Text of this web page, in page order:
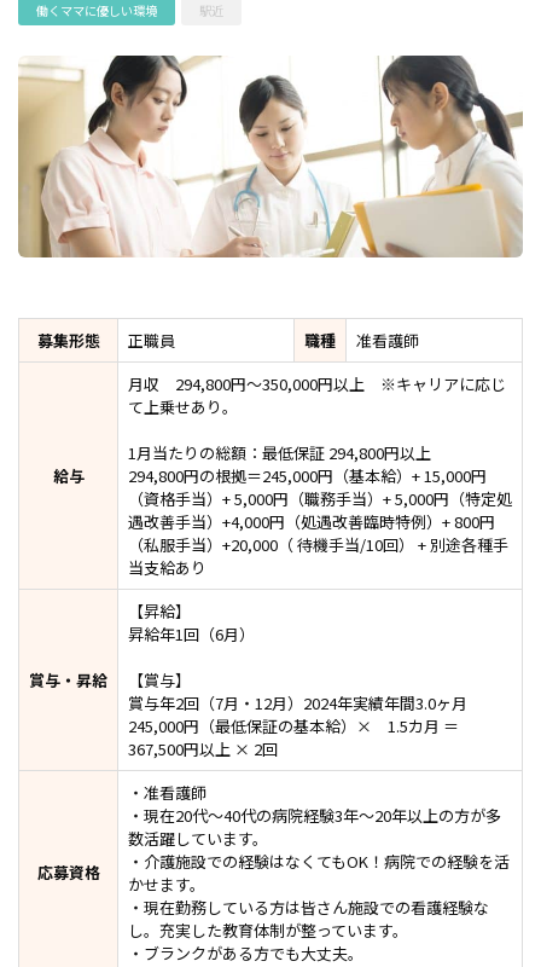
働くママに優しい環境
駅近
募集形態 正職員 職種 准看護師
給与
月収 294,800円～350,000円以上 ※キャリアに応じ
て上乗せあり。
1月当たりの総額：最低保証 294,800円以上
294,800円の根拠＝245,000円（基本給）+ 15,000円
（資格手当）+ 5,000円（職務手当）+ 5,000円（特定処
遇改善手当）+4,000円（処遇改善臨時特例）+ 800円
（私服手当）+20,000（ 待機手当/10回） + 別途各種手
当支給あり
賞与・昇給
【昇給】
昇給年1回（6月）
【賞与】
賞与年2回（7月・12月）2024年実績年間3.0ヶ月
245,000円（最低保証の基本給）× 1.5カ月 ＝
367,500円以上 × 2回
応募資格
・准看護師
・現在20代～40代の病院経験3年～20年以上の方が多
数活躍しています。
・介護施設での経験はなくてもOK！病院での経験を活
かせます。
・現在勤務している方は皆さん施設での看護経験な
し。充実した教育体制が整っています。
・ブランクがある方でも大丈夫。